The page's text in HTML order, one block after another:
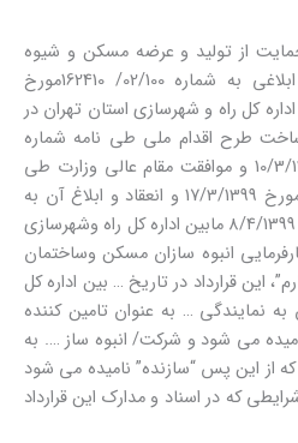
از تولید و عرضه مسکن و شیوه
نامه طرح اقدام ملی مسکن ابلاغی به شماره 02/100/ 162410مورخ
اداره کل راه و شهرسازی استان تهران در
طرح اقدام ملی طی نامه شماره
6044/1200/99/ص-م مورخ 10/3/1399 و موافقت مقام عالی وزارت طی
ابلاغیه شماره 2923/2/م و/99 مورخ 17/3/1399 و انعقاد و ابلاغ آن به
شماره 10031/1200/99/ص مورخ 8/4/1399 مابین اداره کل راه وشهرسازی
انبوه سازان مسکن وساختمان
این قرارداد در تاریخ … بین اداره کل
نمایندگی … به عنوان تامین کننده
می شود و شرکت/ انبوه ساز …. به
از این پس “سازنده” نامیده می شود
که در اسناد و مدارک این قرارداد